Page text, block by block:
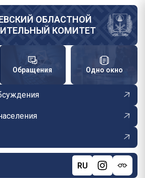
ОБЛАСТНОЙ
КОМИТЕТ
Обращения Одно окно
RU